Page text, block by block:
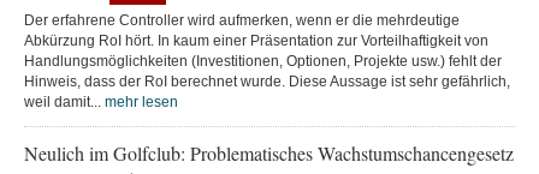
Der erfahrene Controller wird aufmerken, wenn er die mehrdeutige
Abkürzung RoI hört. In kaum einer Präsentation zur Vorteilhaftigkeit von
Handlungsmöglichkeiten (Investitionen, Optionen, Projekte usw.) fehlt der
Hinweis, dass der RoI berechnet wurde. Diese Aussage ist sehr gefährlich,
weil damit... mehr lesen
Neulich im Golfclub: Problematisches Wachstumschancengesetz